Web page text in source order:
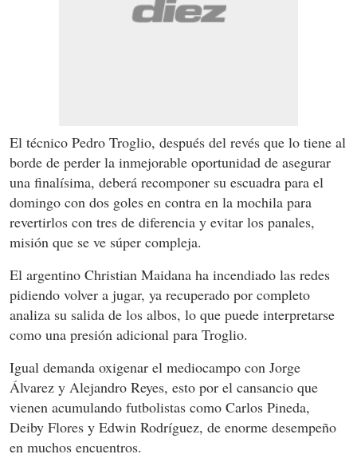
El técnico Pedro Troglio, después del revés que lo tiene al
borde de perder la inmejorable oportunidad de asegurar
una finalísima, deberá recomponer su escuadra para el
domingo con dos goles en contra en la mochila para
revertirlos con tres de diferencia y evitar los panales,
misión que se ve súper compleja.
El argentino Christian Maidana ha incendiado las redes
pidiendo volver a jugar, ya recuperado por completo
analiza su salida de los albos, lo que puede interpretarse
como una presión adicional para Troglio.
Igual demanda oxigenar el mediocampo con Jorge
Álvarez y Alejandro Reyes, esto por el cansancio que
vienen acumulando futbolistas como Carlos Pineda,
Deiby Flores y Edwin Rodríguez, de enorme desempeño
en muchos encuentros.